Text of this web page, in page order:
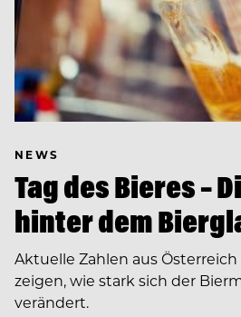
NEWS
Tag des Bieres –
hinter dem
Aktuelle Zahlen aus
zeigen, wie stark sich der
verändert.